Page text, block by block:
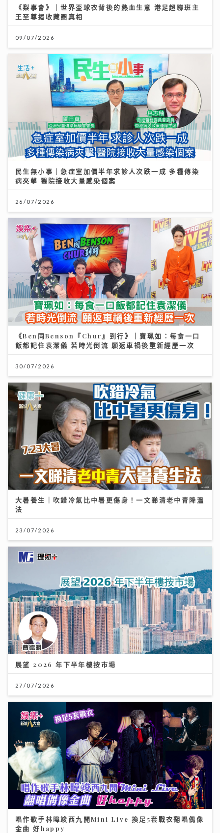
《梨事會》｜世界盃球衣背後的熱血生意 港足超聯班主
王至尊揭收藏圈真相
09/07/2026
民生無小事｜急症室加價半年求診人次跌一成 多種傳染
病夾擊 醫院接收大量感染個案
26/07/2026
《Ben同Benson『Chur』到行》｜寶珮如：每食一口
飯都記住袁潔儀 若時光倒流 願返車禍後重新經歷一次
30/07/2026
大暑養生｜吹錯冷氣比中暑更傷身！一文睇清老中青降溫
法
23/07/2026
展望 2026 年下半年樓按市場
27/07/2026
唱作歌手林暐竣西九開Mini Live 換足5套戰衣翻唱偶像
金曲 好happy